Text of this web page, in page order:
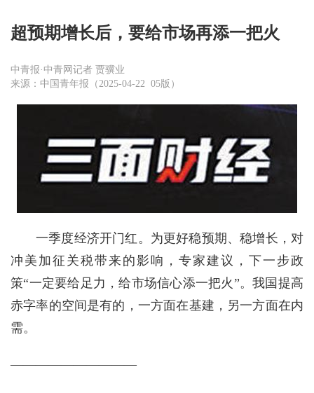
超预期增长后，要给市场再添一把火
中青报·中青网记者 贾骥业
来源：中国青年报（2025-04-22 05版）
一季度经济开门红。为更好稳预期、稳增长，对
冲美加征关税带来的影响，专家建议，下一步政
策“一定要给足力，给市场信心添一把火”。我国提高
赤字率的空间是有的，一方面在基建，另一方面在内
需。
——————————